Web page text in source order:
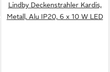
Lindby Deckenstrahler Kardis,
Metall, Alu IP20, 6 x 10 W LED